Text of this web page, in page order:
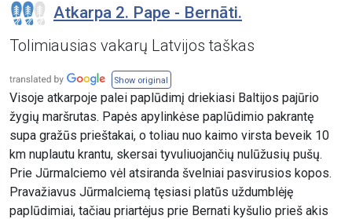
Atkarpa 2. Pape - Bernāti.
Tolimiausias vakarų Latvijos taškas
Show original
Visoje atkarpoje palei paplūdimį driekiasi Baltijos pajūrio
žygių maršrutas. Papės apylinkėse paplūdimio pakrantę
supa gražūs prieštakai, o toliau nuo kaimo virsta beveik 10
km nuplautu krantu, skersai tyvuliuojančių nulūžusių pušų.
Prie Jūrmalciemo vėl atsiranda švelniai pasvirusios kopos.
Pravažiavus Jūrmalciemą tęsiasi platūs uždumblėję
paplūdimiai, tačiau priartėjus prie Bernati kyšulio prieš akis